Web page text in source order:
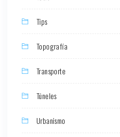
Tips
Topografía
Transporte
Túneles
Urbanismo